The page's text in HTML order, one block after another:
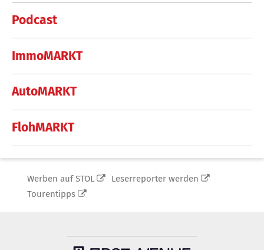
Podcast
ImmoMARKT
AutoMARKT
FlohMARKT
Werben auf STOL
Leserreporter werden
Tourentipps